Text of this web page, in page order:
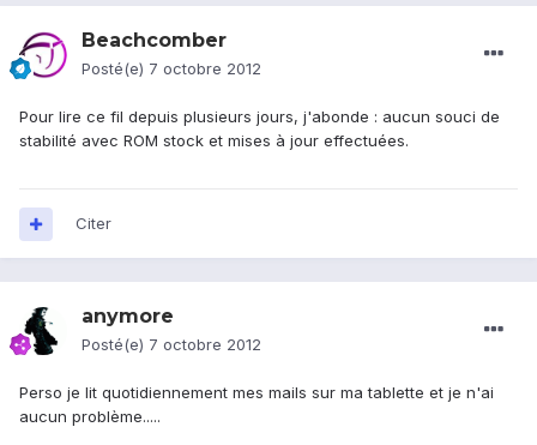
Beachcomber
Posté(e) 7 octobre 2012
Pour lire ce fil depuis plusieurs jours, j'abonde : aucun souci de
stabilité avec ROM stock et mises à jour effectuées.
Citer
anymore
Posté(e) 7 octobre 2012
Perso je lit quotidiennement mes mails sur ma tablette et je n'ai
aucun problème.....